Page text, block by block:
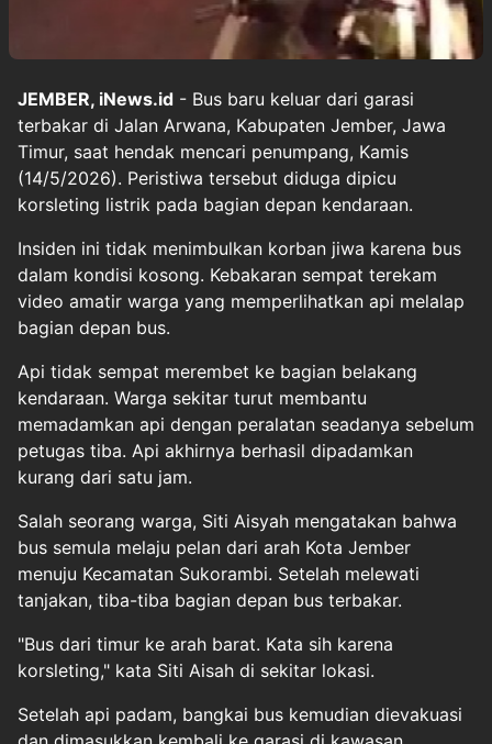
JEMBER, iNews.id - Bus baru keluar dari garasi
terbakar di Jalan Arwana, Kabupaten Jember, Jawa
Timur, saat hendak mencari penumpang, Kamis
(14/5/2026). Peristiwa tersebut diduga dipicu
korsleting listrik pada bagian depan kendaraan.
Insiden ini tidak menimbulkan korban jiwa karena bus
dalam kondisi kosong. Kebakaran sempat terekam
video amatir warga yang memperlihatkan api melalap
bagian depan bus.
Api tidak sempat merembet ke bagian belakang
kendaraan. Warga sekitar turut membantu
memadamkan api dengan peralatan seadanya sebelum
petugas tiba. Api akhirnya berhasil dipadamkan
kurang dari satu jam.
Salah seorang warga, Siti Aisyah mengatakan bahwa
bus semula melaju pelan dari arah Kota Jember
menuju Kecamatan Sukorambi. Setelah melewati
tanjakan, tiba-tiba bagian depan bus terbakar.
"Bus dari timur ke arah barat. Kata sih karena
korsleting," kata Siti Aisah di sekitar lokasi.
Setelah api padam, bangkai bus kemudian dievakuasi